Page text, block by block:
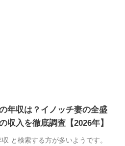
年収は？イノッチ妻の全盛
収入を徹底調査【2026年】
と検索する方が多いようです。